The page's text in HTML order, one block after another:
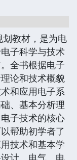
划教材，是为电
子科学与技术
全书根据电子
论和技术概貌
和应用电子系
、基本分析理
子技术的核心
帮助初学者了
技术和基本学
计、电气、电